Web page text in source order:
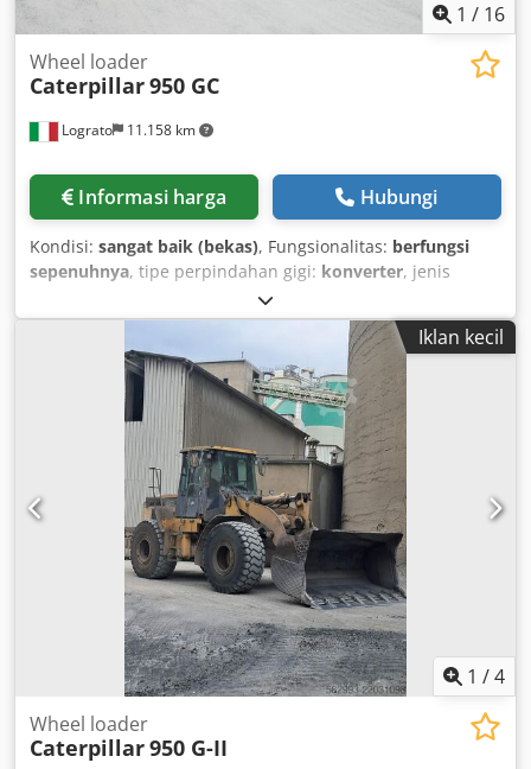
1 / 16
Lograto 11.158 km
Wheel loader
Caterpillar950 GC
Informasi harga Hubungi
Kondisi: sangat baik (bekas), Fungsionalitas: berfungsi
sepenuhnya, tipe perpindahan gigi: konverter, jenis
, berat keseluruhan:
pendaftaran pertama:01/2022, Tahun pembuatan:2021,
Perlengkapan: pendingin udara Iklan kecil
1 /4
Wheel loader
Caterpillar950 G-II